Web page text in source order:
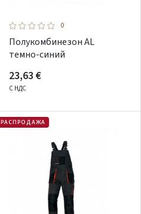
0
Полукомбинезон AL
темно-синий
23,63 €
С НДС
РАСПРОДАЖА